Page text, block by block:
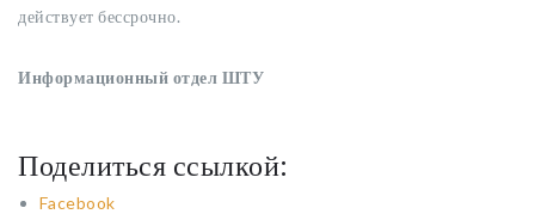
действует бессрочно.
Информационный отдел ШТУ
Поделиться ссылкой:
Facebook